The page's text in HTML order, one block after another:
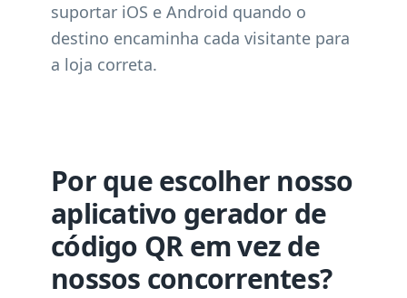
suportar iOS e Android quando o
destino encaminha cada visitante para
a loja correta.
Por que escolher nosso
aplicativo gerador de
código QR em vez de
nossos concorrentes?